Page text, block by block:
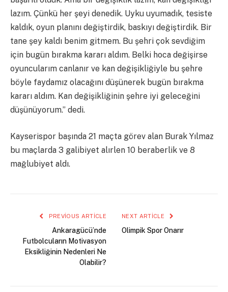
lazım. Çünkü her şeyi denedik. Uyku uyumadık, tesiste
kaldık, oyun planını değiştirdik, baskıyı değiştirdik. Bir
tane şey kaldı benim gitmem. Bu şehri çok sevdiğim
için bugün bırakma kararı aldım. Belki hoca değişirse
oyuncularım canlanır ve kan değişikliğiyle bu şehre
böyle faydamız olacağını düşünerek bugün bırakma
kararı aldım. Kan değişikliğinin şehre iyi geleceğini
düşünüyorum.” dedi.
Kayserispor başında 21 maçta görev alan Burak Yılmaz
bu maçlarda 3 galibiyet alırlen 10 beraberlik ve 8
mağlubiyet aldı.
PREVIOUS ARTICLE
Ankaragücü’nde
Futbolcuların Motivasyon
Eksikliğinin Nedenleri Ne
Olabilir?
NEXT ARTICLE
Olimpik Spor Onarır